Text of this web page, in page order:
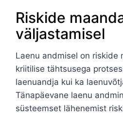
Riskide
väljastamisel
Laenu andmisel on riskide
kriitilise tähtsusega
laenuandja kui ka
Tänapäevane laenu
süsteemset lähenemist